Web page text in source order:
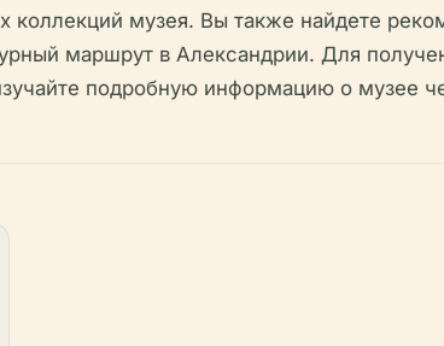
коллекций музея. Вы также найдете
маршрут в Александрии. Для
подробную информацию о музее